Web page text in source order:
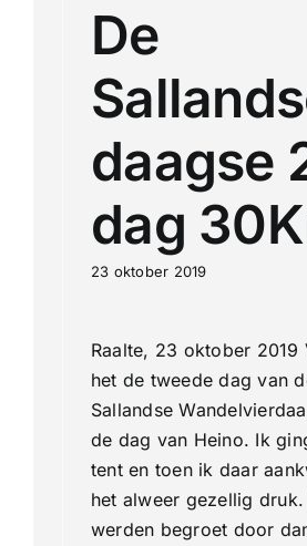
De
daagse
dag
23 oktober 2019
Raalte, 23 oktober 2019
het de tweede dag van
Sallandse
de dag van Heino. Ik
tent en toen ik daar
het alweer gezellig druk.
werden begroet door